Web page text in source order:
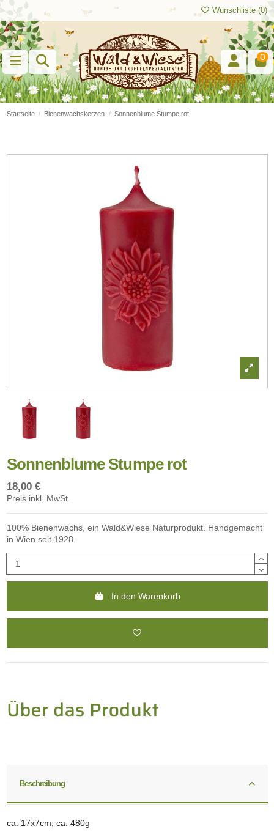
Wunschliste (0)
0
Startseite Bienenwachskerzen Sonnenblume Stumpe rot
Sonnenblume Stumpe rot
18,00 €
Preis inkl. MwSt.
100% Bienenwachs, ein Wald&Wiese Naturprodukt. Handgemacht
in Wien seit 1928.
In den Warenkorb
Beschreibung
ca. 17x7cm, ca. 480g